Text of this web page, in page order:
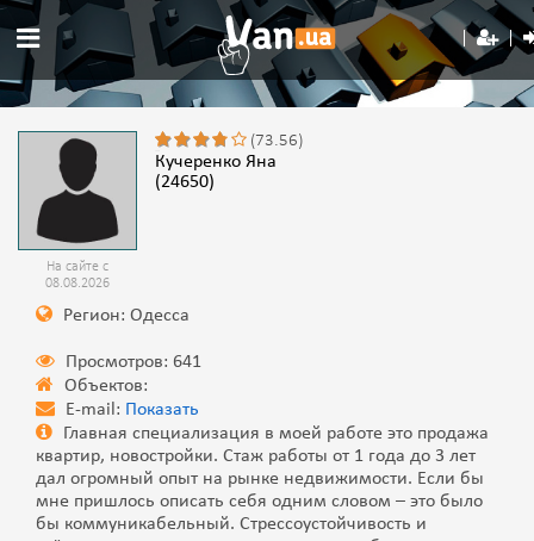
На сайте с
08.08.2026
(73.56)
Кучеренко Яна
(24650)
Регион: Одесса
Просмотров: 641
Объектов:
E-mail: Показать
Главная специализация в моей работе это продажа
квартир, новостройки. Стаж работы от 1 года до 3 лет
дал огромный опыт на рынке недвижимости. Если бы
мне пришлось описать себя одним словом – это было
бы коммуникабельный. Стрессоустойчивость и